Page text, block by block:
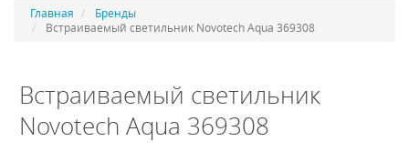
Главная
Бренды
Встраиваемый светильник Novotech Aqua 369308
Встраиваемый светильник
Novotech Aqua 369308